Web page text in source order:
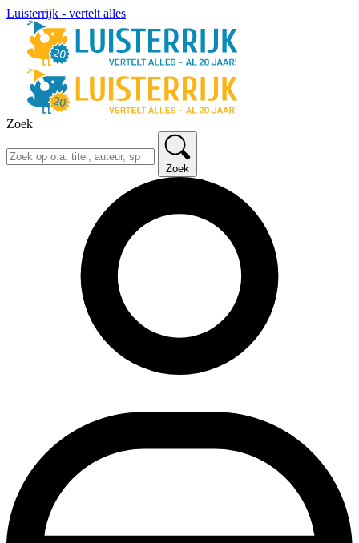
Luisterrijk - vertelt alles
Zoek
Zoek